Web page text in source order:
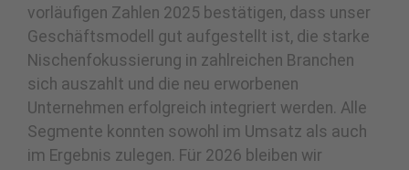
vorläufigen Zahlen 2025 bestätigen, dass unser
Geschäftsmodell gut aufgestellt ist, die starke
Nischenfokussierung in zahlreichen Branchen
sich auszahlt und die neu erworbenen
Unternehmen erfolgreich integriert werden. Alle
Segmente konnten sowohl im Umsatz als auch
im Ergebnis zulegen. Für 2026 bleiben wir